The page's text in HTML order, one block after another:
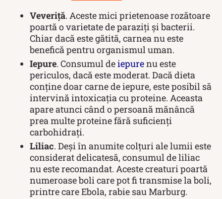
Veveriță. Aceste mici prietenoase rozătoare
poartă o varietate de paraziți și bacterii.
Chiar dacă este gătită, carnea nu este
benefică pentru organismul uman.
Iepure. Consumul deiepurenu este
periculos, dacă este moderat. Dacă dieta
conține doar carne de iepure, este posibil să
intervină intoxicația cu proteine. Aceasta
apare atunci când o persoană mănâncă
prea multe proteine fără suficienți
carbohidrați.
Liliac. Deși în anumite colțuri ale lumii este
considerat delicatesă, consumul de liliac
nu este recomandat. Aceste creaturi poartă
numeroase boli care pot fi transmise la boli,
printre care Ebola, rabie sau Marburg.